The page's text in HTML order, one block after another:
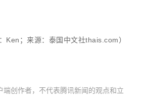
Ken；来源：泰国中文社thais.com）
端创作者，不代表腾讯新闻的观点和立